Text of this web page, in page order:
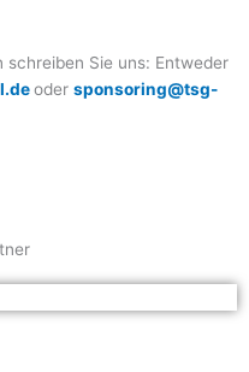
schreiben Sie uns: Entweder
oder sponsoring@tsg-